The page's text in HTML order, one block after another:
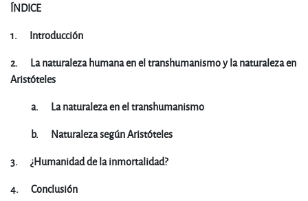
ÍNDICE
1. Introducción
2. La naturaleza humana en el transhumanismo y la naturaleza en
Aristóteles
a. La naturaleza en el transhumanismo
b. Naturaleza según Aristóteles
3. ¿Humanidad de la inmortalidad?
4. Conclusión